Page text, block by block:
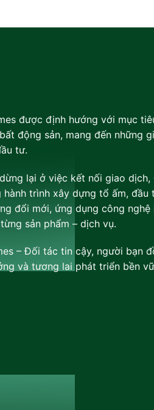
được định hướng với mục
động sản, mang đến những
tư.
lại ở việc kết nối giao
hành trình xây dựng tổ ấm,
đổi mới, ứng dụng công
sản phẩm – dịch vụ.
– Đối tác tin cậy, người bạn
và tương lai phát triển bền